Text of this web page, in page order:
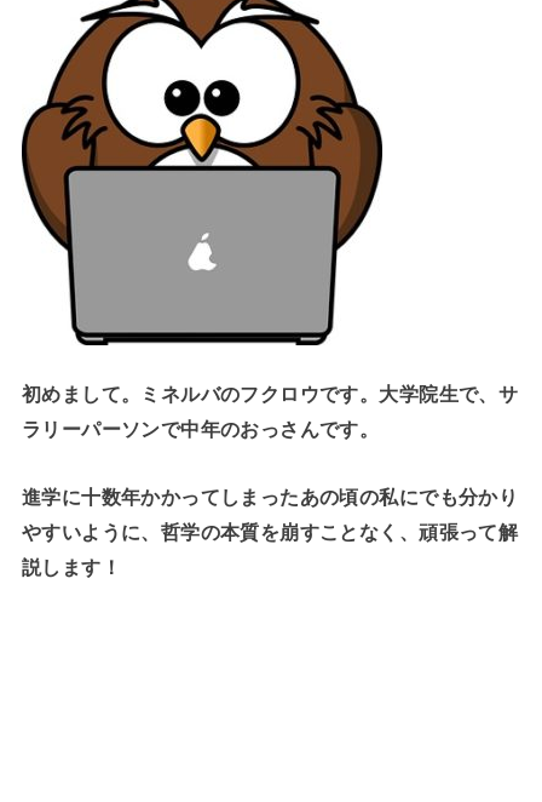
初めまして。ミネルバのフクロウです。大学院生で、サ
ラリーパーソンで中年のおっさんです。
進学に十数年かかってしまったあの頃の私にでも分かり
やすいように、哲学の本質を崩すことなく、頑張って解
説します！